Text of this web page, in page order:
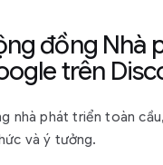
đồng Nhà
trên
nhà phát triển toàn
và ý tưởng.